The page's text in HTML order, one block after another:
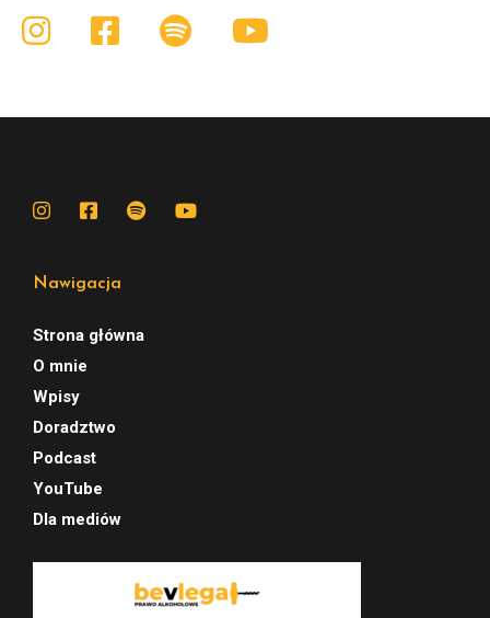
Nawigacja
Strona główna
O mnie
Wpisy
Doradztwo
Podcast
YouTube
Dla mediów